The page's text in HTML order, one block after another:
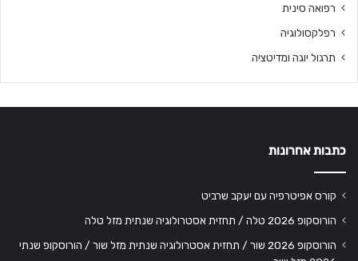
רפואה סינית
רפלקסולוגיה
תרגול יוגה ומדיטציה
כתבות אחרונות
קורס אפיטרפיה עם יעקב שרביט
הורוסקופ 2026 טלה / תחזית אסטרולוגיה שנתית מזל טלה
הורוסקופ 2026 שור / תחזית אסטרולוגיה שנתית מזל שור / הורוסקופ שנתי